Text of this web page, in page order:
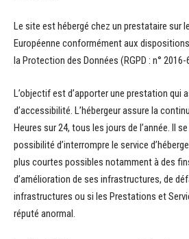
Le site est hébergé chez un prestataire sur
Européenne conformément aux
la Protection des Données (RGPD : n° 2016-
L’objectif est d’apporter une prestation qui
d’accessibilité. L’hébergeur assure la
Heures sur 24, tous les jours de l’année. Il
possibilité d’interrompre le service
plus courtes possibles notamment à des
d’amélioration de ses infrastructures, de
infrastructures ou si les Prestations et
réputé anormal.